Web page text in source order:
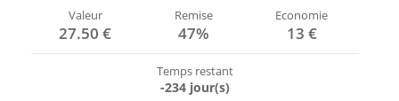
Valeur
27.50 €
Remise
47%
Economie
13 €
Temps restant
-234 jour(s)